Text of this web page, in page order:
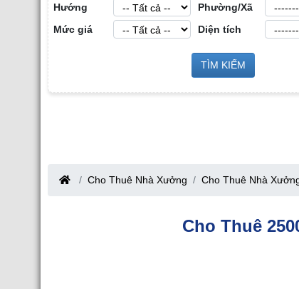
Hướng
Phường/Xã
Mức giá
Diện tích
TÌM KIẾM
Giới Bất Động Sản Công
tại Tỉnh Bắc Giang
Cho Thuê Nhà Xưởng tại Hưng Yên
Cho Thuê Nhà Xưởng Cho Thuê Nhà
Cho Thuê